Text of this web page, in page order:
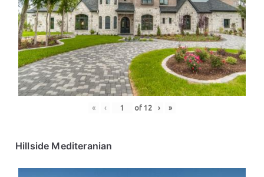
« ‹ of12 › »
Hillside Mediteranian